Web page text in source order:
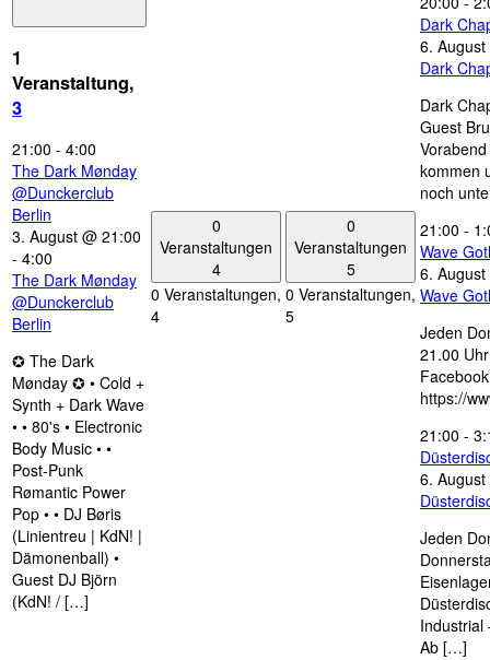
1
Veranstaltung,
3
21:00 - 4:00
The Dark Mønday
@Dunckerclub
Berlin
3. August @ 21:00
- 4:00
The Dark Mønday
@Dunckerclub
Berlin
✪ The Dark
Mønday ✪ • Cold +
Synth + Dark Wave
• • 80's • Electronic
Body Music • •
Post-Punk
Rømantic Power
Pop • • DJ Børis
(Linientreu | KdN! |
Dämonenball) •
Guest DJ Björn
(KdN! / […]
0
Veranstaltungen
4
0 Veranstaltungen,
4
0
Veranstaltungen
5
0 Veranstaltungen,
5
Dark
6.
Dark
Dark
Guest
kommen
noch
21:00 -
Wave
6.
Wave
Jeden
21.00
https://
21:00 -
6.
Jeden
Industrial
Ab […]